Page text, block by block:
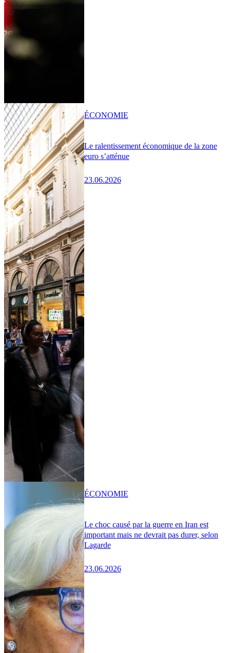
Le ralentissement économique de la zone
euro s’atténue
23.06.2026
ÉCONOMIE
Le choc causé par la guerre en Iran est
important mais ne devrait pas durer, selon
Lagarde
23.06.2026
ÉCONOMIE